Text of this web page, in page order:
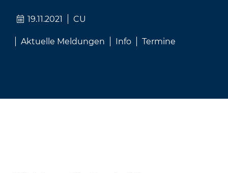
19.11.2021 CU
Aktuelle Meldungen Info Termine